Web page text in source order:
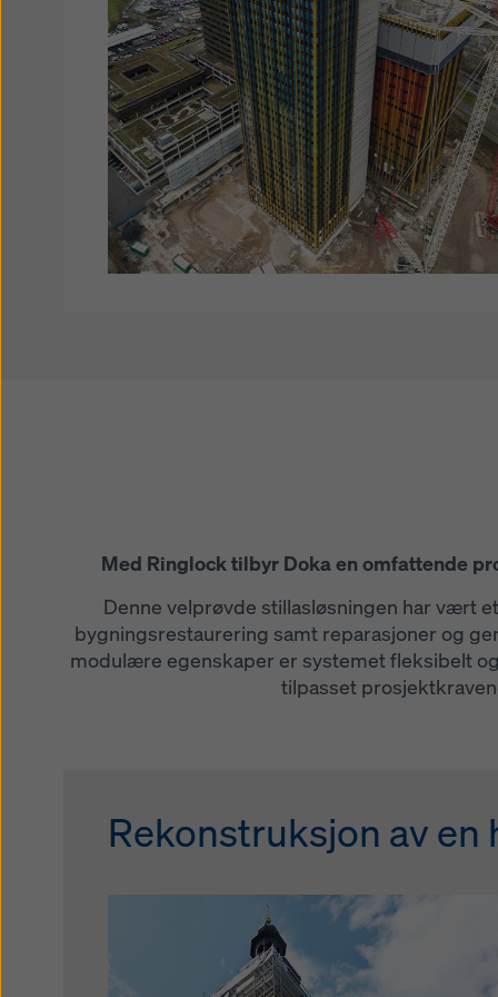
Med Ringlock tilbyr Doka en omfattende
Denne velprøvde stillasløsningen har vært
bygningsrestaurering samt reparasjoner og
modulære egenskaper er systemet fleksibelt
tilpasset
Rekonstruksjon av
Renovering av en